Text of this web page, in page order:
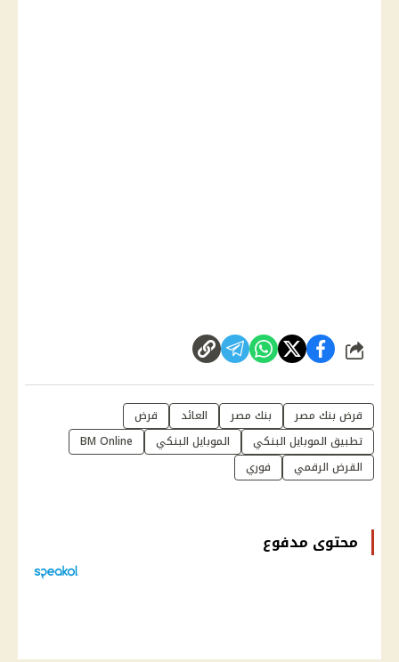
شارك
قرض بنك مصر بنك مصر العائد
قرض
تطبيق الموبايل البنكي
الموبايل البنكي
BM Online
القرض الرقمي
فوري
محتوى مدفوع